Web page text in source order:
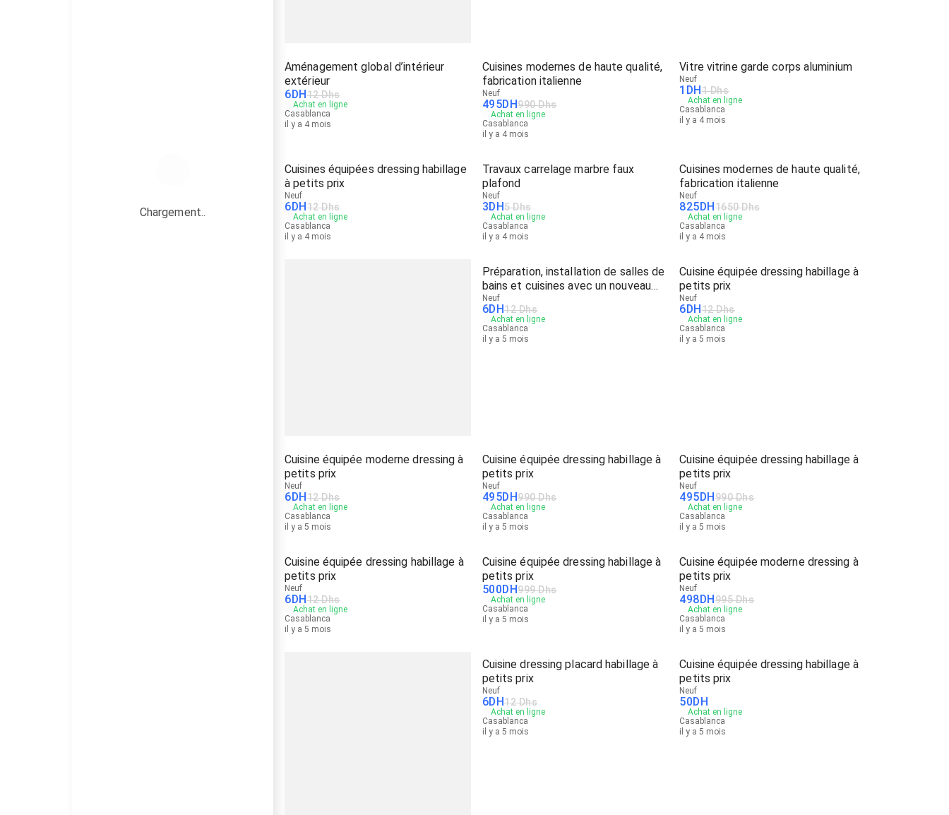
Chargement..
Aménagement global d’intérieur
extérieur
6DH12 Dhs
Achat en ligne
Casablanca
il y a 4 mois
Cuisines modernes de haute qualité,
fabrication italienne
Neuf
495DH990 Dhs
Achat en ligne
Casablanca
il y a 4 mois
Vitre vitrine garde corps aluminium
Neuf
1 DH1 Dhs
Achat en ligne
Casablanca
il y a 4 mois
Cuisines équipées dressing habillage
à petits prix
Neuf
6DH12 Dhs
Achat en ligne
Casablanca
il y a 4 mois
Travaux carrelage marbre faux
plafond
Neuf
3DH5 Dhs
Achat en ligne
Casablanca
il y a 4 mois
Cuisines modernes de haute qualité,
fabrication italienne
Neuf
825DH1650 Dhs
Achat en ligne
Casablanca
il y a 4 mois
Préparation, installation de salles de
bains et cuisines avec un nouveau
look
Neuf
6DH12 Dhs
Achat en ligne
Casablanca
il y a 5 mois
Cuisine équipée dressing habillage à
petits prix
Neuf
6DH12 Dhs
Achat en ligne
Casablanca
il y a 5 mois
Cuisine équipée moderne dressing à
petits prix
Neuf
6DH12 Dhs
Achat en ligne
Casablanca
il y a 5 mois
Cuisine équipée dressing habillage à
petits prix
Neuf
495DH990 Dhs
Achat en ligne
Casablanca
il y a 5 mois
Cuisine équipée dressing habillage à
petits prix
Neuf
495DH990 Dhs
Achat en ligne
Casablanca
il y a 5 mois
Cuisine équipée dressing habillage à
petits prix
Neuf
6DH12 Dhs
Achat en ligne
Casablanca
il y a 5 mois
Cuisine équipée dressing habillage à
petits prix
500DH999 Dhs
Achat en ligne
Casablanca
il y a 5 mois
Cuisine équipée moderne dressing à
petits prix
Neuf
498DH995 Dhs
Achat en ligne
Casablanca
il y a 5 mois
Cuisine dressing placard habillage à
petits prix
Neuf
6DH12 Dhs
Achat en ligne
Casablanca
il y a 5 mois
Cuisine équipée dressing habillage à
petits prix
Neuf
50DH
Achat en ligne
Casablanca
il y a 5 mois